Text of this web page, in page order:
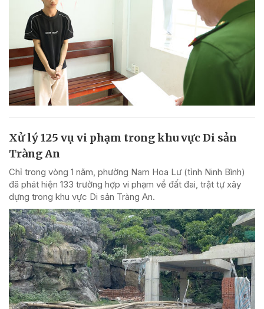
Xử lý 125 vụ vi phạm trong khu vực Di sản
Tràng An
Chỉ trong vòng 1 năm, phường Nam Hoa Lư (tỉnh Ninh Bình)
đã phát hiện 133 trường hợp vi phạm về đất đai, trật tự xây
dựng trong khu vực Di sản Tràng An.